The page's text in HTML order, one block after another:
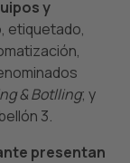
y
etiquetado,
& Botlling; y
3.
presentan